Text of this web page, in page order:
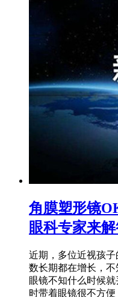
角膜塑形镜
眼科专家来
近期，多位近视孩
数长期都在增长，不
眼镜不知什么时候
时带着眼镜很不方便